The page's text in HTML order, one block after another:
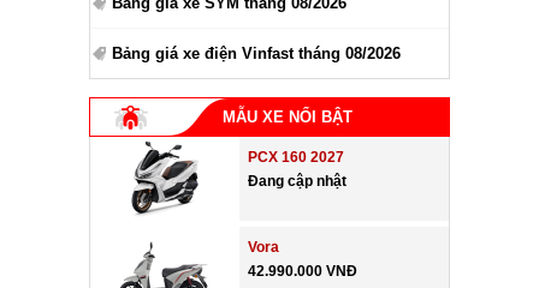
Bảng giá xe điện Vinfast tháng 08/2026
MẪU XE NỔI BẬT
PCX 160 2027
Đang cập nhật
Vora
42.990.000 VNĐ